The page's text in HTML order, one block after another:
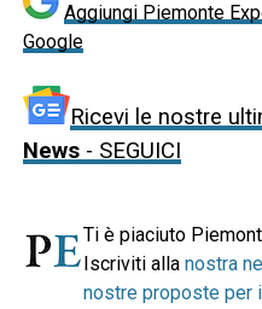
Aggiungi Piemonte
Google
Ricevi le nostre
News- SEGUICI
Ti è piaciuto
Iscriviti alla nostra
nostre proposte per